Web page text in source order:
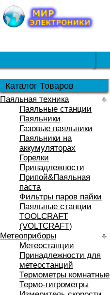
Каталог Товаров
Паяльная техника
Паяльные станции
Паяльники
Газовые паяльники
Паяльники на
аккумуляторах
Горелки
Принадлежности
Припой&Паяльная
паста
Фильтры паров пайки
Паяльные станции
TOOLCRAFT
(VOLTCRAFT)
Метеоприборы
Метеостанции
Принадлежности для
метеостанций
Термометры комнатные
Термо-гигрометры